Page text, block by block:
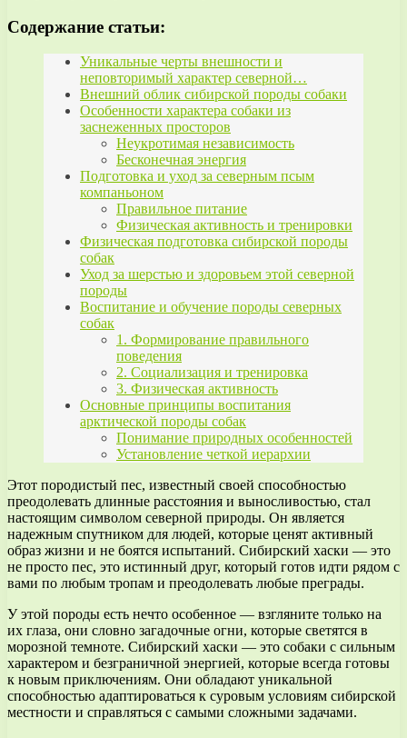
Содержание статьи:
Уникальные черты внешности и
неповторимый характер северной…
Внешний облик сибирской породы собаки
Особенности характера собаки из
заснеженных просторов
Неукротимая независимость
Бесконечная энергия
Подготовка и уход за северным псым
компаньоном
Правильное питание
Физическая активность и тренировки
Физическая подготовка сибирской породы
собак
Уход за шерстью и здоровьем этой северной
породы
Воспитание и обучение породы северных
собак
1. Формирование правильного
поведения
2. Социализация и тренировка
3. Физическая активность
Основные принципы воспитания
арктической породы собак
Понимание природных особенностей
Установление четкой иерархии
Этот породистый пес, известный своей способностью
преодолевать длинные расстояния и выносливостью, стал
настоящим символом северной природы. Он является
надежным спутником для людей, которые ценят активный
образ жизни и не боятся испытаний. Сибирский хаски — это
не просто пес, это истинный друг, который готов идти рядом с
вами по любым тропам и преодолевать любые преграды.
У этой породы есть нечто особенное — взгляните только на
их глаза, они словно загадочные огни, которые светятся в
морозной темноте. Сибирский хаски — это собаки с сильным
характером и безграничной энергией, которые всегда готовы
к новым приключениям. Они обладают уникальной
способностью адаптироваться к суровым условиям сибирской
местности и справляться с самыми сложными задачами.